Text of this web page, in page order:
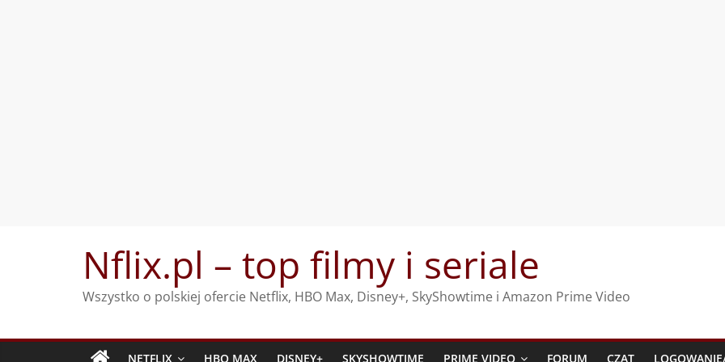
Nflix.pl – top filmy i seriale
Wszystko o polskiej ofercie Netflix, HBO Max, Disney+, SkyShowtime i Amazon Prime Video
NETFLIX HBO MAX DISNEY+ SKYSHOWTIME PRIME VIDEO FORUM CZAT